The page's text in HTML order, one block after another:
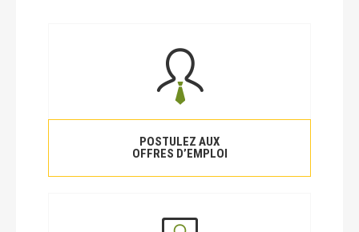
POSTULEZ AUX
OFFRES D’EMPLOI